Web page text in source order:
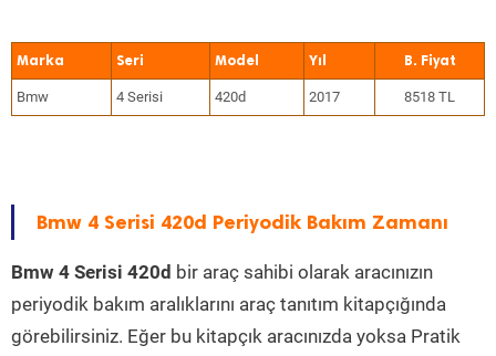
Marka Seri Model Yıl
Bmw 4 Serisi 420d 2017 8518 TL
Bmw 4 Serisi 420d Periyodik Bakım Zamanı
Bmw 4 Serisi 420d bir araç sahibi olarak aracınızın
periyodik bakım aralıklarını araç tanıtım kitapçığında
görebilirsiniz. Eğer bu kitapçık aracınızda yoksa Pratik